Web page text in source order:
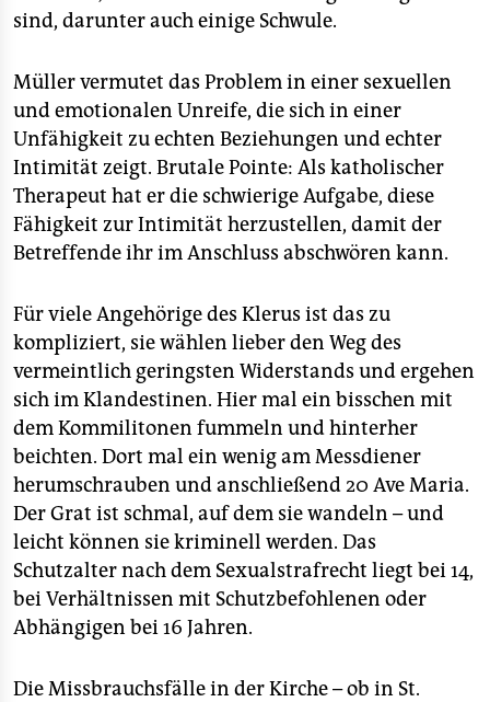
sind, darunter auch einige Schwule.
Müller vermutet das Problem in einer sexuellen
und emotionalen Unreife, die sich in einer
Unfähigkeit zu echten Beziehungen und echter
Intimität zeigt. Brutale Pointe: Als katholischer
Therapeut hat er die schwierige Aufgabe, diese
Fähigkeit zur Intimität herzustellen, damit der
Betreffende ihr im Anschluss abschwören kann.
Für viele Angehörige des Klerus ist das zu
kompliziert, sie wählen lieber den Weg des
vermeintlich geringsten Widerstands und ergehen
sich im Klandestinen. Hier mal ein bisschen mit
dem Kommilitonen fummeln und hinterher
beichten. Dort mal ein wenig am Messdiener
herumschrauben und anschließend 20 Ave Maria.
Der Grat ist schmal, auf dem sie wandeln – und
leicht können sie kriminell werden. Das
Schutzalter nach dem Sexualstrafrecht liegt bei 14,
bei Verhältnissen mit Schutzbefohlenen oder
Abhängigen bei 16 Jahren.
Die Missbrauchsfälle in der Kirche – ob in St.